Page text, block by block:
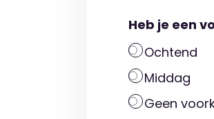
Heb je een
Ochtend
Middag
Geen